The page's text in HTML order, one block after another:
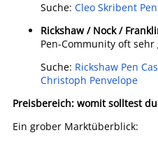
Suche: Cleo Skribent
Rickshaw / Nock /
Pen-Community oft sehr
Suche: Rickshaw Pen
Christoph Penvelope
Preisbereich: womit solltest
Ein grober Marktüberblick: